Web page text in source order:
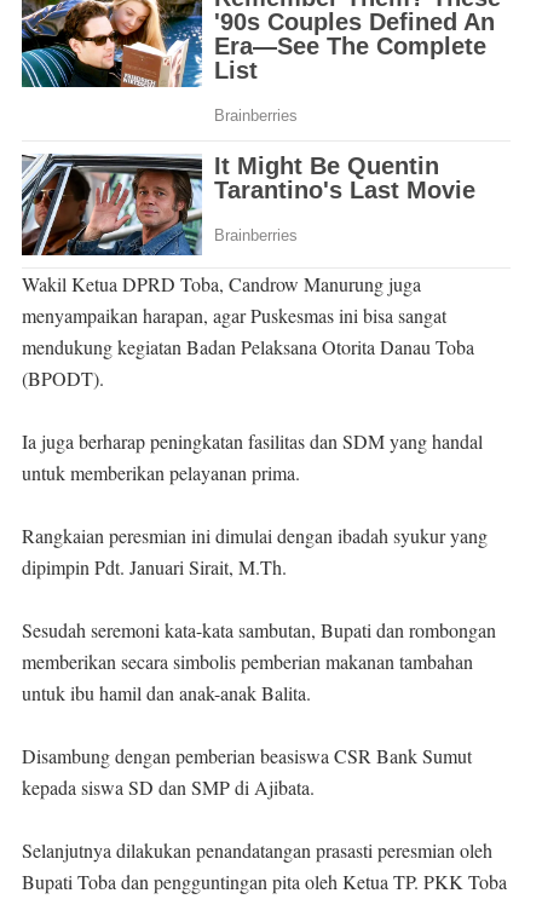
Wakil Ketua DPRD Toba, Candrow Manurung juga
menyampaikan harapan, agar Puskesmas ini bisa sangat
mendukung kegiatan Badan Pelaksana Otorita Danau Toba
(BPODT).
Ia juga berharap peningkatan fasilitas dan SDM yang handal
untuk memberikan pelayanan prima.
Rangkaian peresmian ini dimulai dengan ibadah syukur yang
dipimpin Pdt. Januari Sirait, M.Th.
Sesudah seremoni kata-kata sambutan, Bupati dan rombongan
memberikan secara simbolis pemberian makanan tambahan
untuk ibu hamil dan anak-anak Balita.
Disambung dengan pemberian beasiswa CSR Bank Sumut
kepada siswa SD dan SMP di Ajibata.
Selanjutnya dilakukan penandatangan prasasti peresmian oleh
Bupati Toba dan pengguntingan pita oleh Ketua TP. PKK Toba